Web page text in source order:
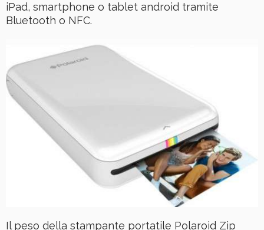
iPad, smartphone o tablet android tramite
Bluetooth o NFC.
Il peso della stampante portatile Polaroid Zip